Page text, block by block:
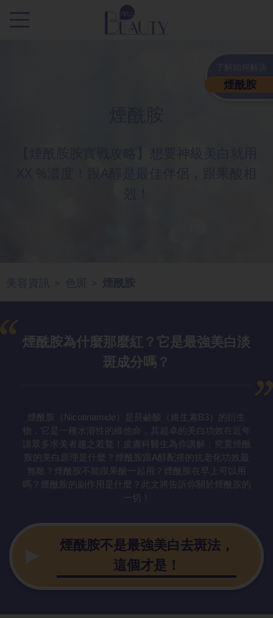
煙酰胺
> >
煙酰胺為什麼那麼紅？它是最強美白淡
斑成分嗎？
煙酰胺（Nicotinamide）是菸鹼酸（維生素B3）的衍生
物，它是一種水溶性的維他命，其超卓的美白功效在近年
讓眾多求美者趨之若鶩！皮膚科醫生為你講解：究竟煙酰
胺的美白原理是什麼？煙酰胺跟A醇配搭的抗老化功效最
無敵？煙酰胺不能跟果酸一起用？煙酰胺在早上可以用
嗎？煙酰胺的副作用是什麼？此文將告訴你關於煙酰胺的
一切！
煙酰胺不是最強美白去斑法，
這個才是！